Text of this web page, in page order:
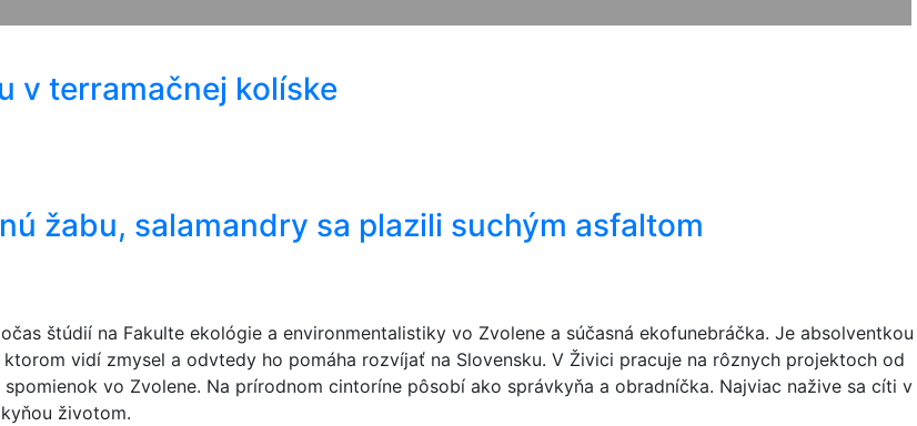
v terramačnej kolíske
žabu, salamandry sa plazili suchým asfaltom
štúdií na Fakulte ekológie a environmentalistiky vo Zvolene a súčasná ekofunebráčka. Je absolventkou
vidí zmysel a odvtedy ho pomáha rozvíjať na Slovensku. V Živici pracuje na rôznych projektoch od
spomienok vo Zvolene. Na prírodnom cintoríne pôsobí ako správkyňa a obradníčka. Najviac nažive sa cíti v
životom.